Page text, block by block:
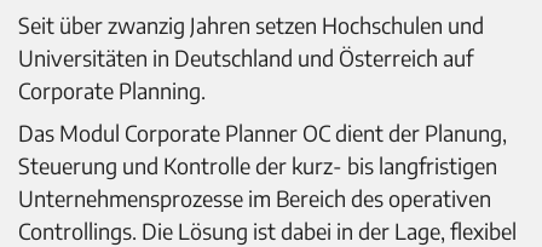
Seit über zwanzig Jahren setzen Hochschulen und
Universitäten in Deutschland und Österreich auf
Corporate Planning.
Das Modul Corporate Planner OC dient der Planung,
Steuerung und Kontrolle der kurz- bis langfristigen
Unternehmensprozesse im Bereich des operativen
Controllings. Die Lösung ist dabei in der Lage, flexibel